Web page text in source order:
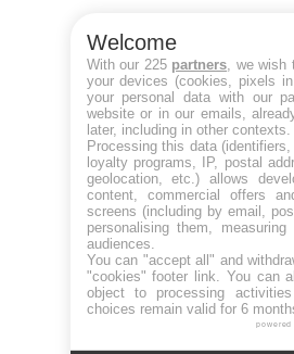
Welcome
With our 225 partners , we
your devices (cookies, pixels
your personal data with our
website or in our emails,
later, including in other contexts.
Processing this data
loyalty programs, IP, postal
geolocation, etc.) allows
content, commercial offers
screens (including by email,
personalising them,
audiences.
You can "accept all" and
"cookies" footer link . You can
object to processing
choices remain valid for 6
powered